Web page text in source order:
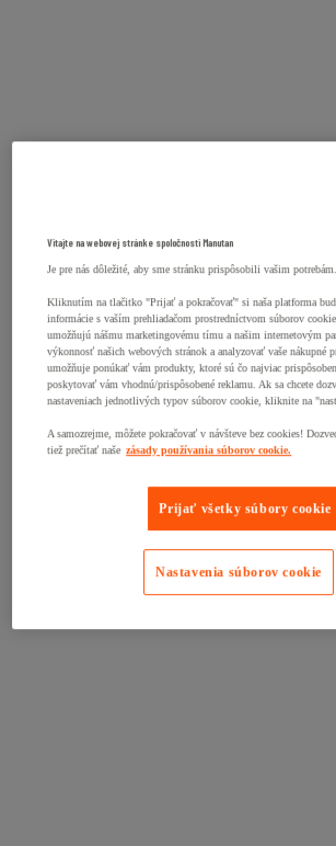
Vitajte na webovej stránke spoločnosti Manutan
Je pre nás dôležité, aby sme stránku prispôsobili vašim potrebám.
Kliknutím na tlačitko "Prijať a pokračovať" si naša platforma
informácie s vaším prehliadačom prostredníctvom súborov
umožňujú nášmu marketingovému tímu a našim internetovým
výkonnosť našich webových stránok a analyzovať vaše nákupné
umožňuje ponúkať vám produkty, ktoré sú čo najviac
poskytovať vám vhodnú/prispôsobené reklamu. Ak sa chcete
nastaveniach jednotlivých typov súborov cookie, kliknite na
A samozrejme, môžete pokračovať v návšteve bez cookies!
tiež prečítať naše zásady používania súborov cookie.
Prijať všetky súbory cookie
Nastavenia súborov cookie